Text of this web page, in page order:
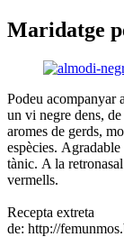
Maridatge
Podeu acompanyar
un vi negre dens,
aromes de gerds,
espècies. Agradable
tànic. A la
vermells.
Recepta extreta
de: http://